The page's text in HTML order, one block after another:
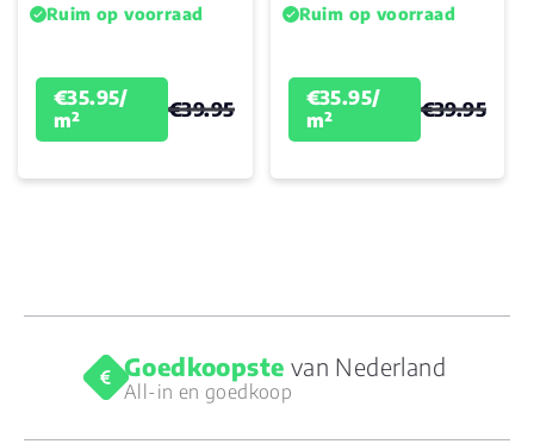
Ruim op voorraad
€35.95/
m²
€39.95
Ruim op voorraad
€35.95/
m²
€39.95
Goedkoopste van Nederland
All-in en goedkoop